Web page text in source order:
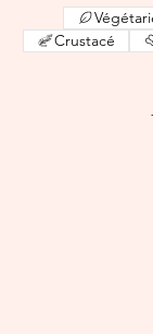
Crustacé